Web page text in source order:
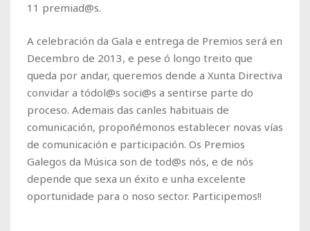
11 premiad@s.
A celebración da Gala e entrega de Premios será en
Decembro de 2013, e pese ó longo treito que
queda por andar, queremos dende a Xunta Directiva
convidar a tódol@s soci@s a sentirse parte do
proceso. Ademais das canles habituais de
comunicación, propoñémonos establecer novas vías
de comunicación e participación. Os Premios
Galegos da Música son de tod@s nós, e de nós
depende que sexa un éxito e unha excelente
oportunidade para o noso sector. Participemos!!